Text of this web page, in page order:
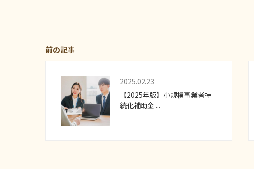
前の記事
2025.02.23
【2025年版】小規模事業者持
続化補助金 ...